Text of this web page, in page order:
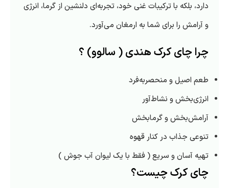
دارد، بلکه با ترکیبات غنی خود، تجربه‌ای دلنشین از گرما، انرژی
و آرامش را برای شما به ارمغان می‌آورد.
چرا چای کرک هندی ( سالوو) ؟
طعم اصیل و منحصربه‌فرد
انرژی‌بخش و نشاط‌آور
آرامش‌بخش و گرمابخش
تنوعی جذاب در کنارقهوه
تهیه آسان و سریع ( فقط با یک لیوان آب جوش )
چای کرک چیست؟